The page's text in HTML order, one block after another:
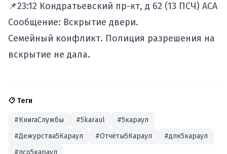
📌23:12 Кондратьевский пр-кт, д 62 (13 ПСЧ) АСА
Сообщение: Вскрытие двери.
Семейный конфликт. Полиция разрешения на
вскрытие не дала.
Теги
#КнигаСлужбы #5karaul
#5караул
#Дежурства5Караул
#Отчёты5Караул
#дпк5караул
#псо5караул